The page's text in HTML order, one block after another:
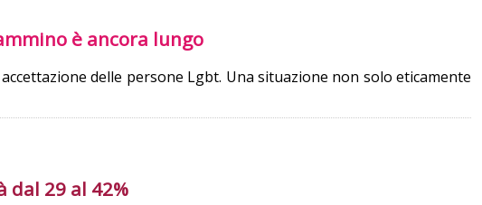
è ancora lungo
delle persone Lgbt. Una situazione non solo eticamente
dal 29 al 42%